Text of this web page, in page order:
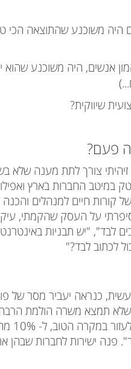
היה משוכנע שהתוצאה הכי
אנשים, היה משוכנע שהוא
שיווקית?
פעם?
מה קרה? מה השתנה? לפני כ- 17 שנים (2002) זיהיתי צורך לתת מענה
טק במיטב החברות בארץ
קורות חיים למנהלים והכנה
על העסק שהקמתי,
לבד", "יש תבניות
לכתוב לבד?"
כנראה יעביר מסר של
תמצא משרה הולמת הרבה
כמות המסמכים
פנה ישירות לחברות שבהן